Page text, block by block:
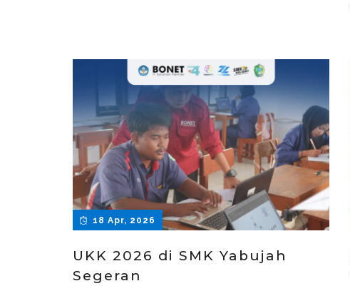
18 Apr, 2026
UKK 2026 di SMK Yabujah
Segeran